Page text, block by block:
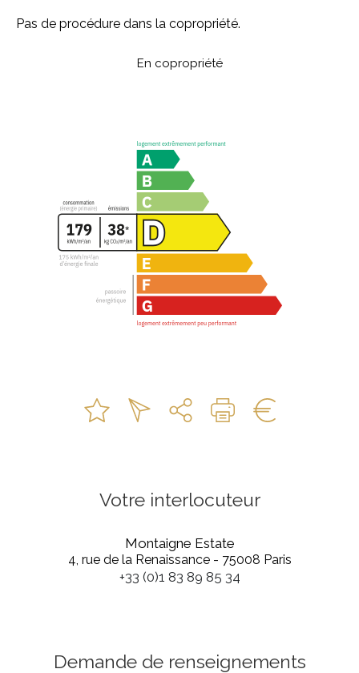
Pas de procédure dans la copropriété.
En copropriété
Votre interlocuteur
Montaigne Estate
4, rue de la Renaissance - 75008 Paris
+33 (0)1 83 89 85 34
Demande de renseignements